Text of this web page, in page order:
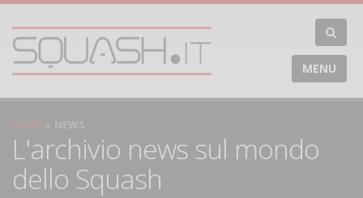
MENU
HOME NEWS
L'archivio news sul mondo
dello Squash